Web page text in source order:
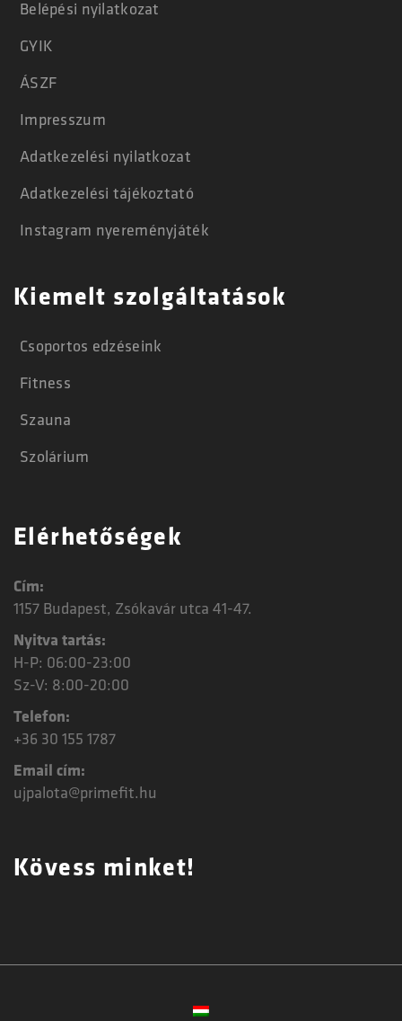
Belépési nyilatkozat
GYIK
ÁSZF
Impresszum
Adatkezelési nyilatkozat
Adatkezelési tájékoztató
Instagram nyereményjáték
Kiemelt szolgáltatások
Csoportos edzéseink
Fitness
Szauna
Szolárium
Elérhetőségek
Cím:
1157 Budapest, Zsókavár utca 41-47.
Nyitva tartás:
H-P: 06:00-23:00
Sz-V: 8:00-20:00
Telefon:
+36 30 155 1787
Email cím:
ujpalota@primefit.hu
Kövess minket!